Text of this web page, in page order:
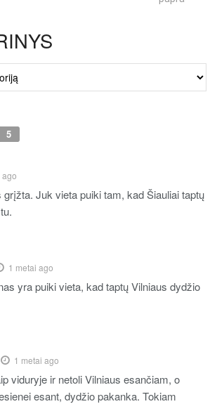
5
ago
Juk vieta puiki tam, kad Šiauliai taptų
1 metai ago
yra puiki vieta, kad taptų Vilniaus dydžio
1 metai ago
viduryje ir netoli Vilniaus esančiam, o
esant, dydžio pakanka. Tokiam